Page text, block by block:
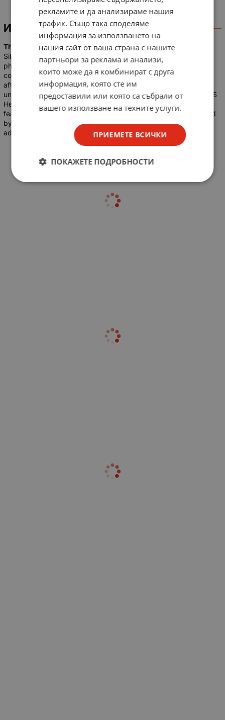
ИНФОРМАЦИЯ
The Non-Silicone Advantage
Silicone-based compounds have an undesirable tendency to
physically migrate and contaminate
components nearby. This interferes with circuit operation long
after hardware installation to cause
unexpected, untimely and often inaccessible problems. The AOS
Heat Sink Compound’s no creep
feature extends circuit life by protecting components longer and
by eliminating premature failure of
adjacent components caused by migrating silicone base fluid.
рекламите и да анализираме нашия
трафик. Също така споделяме
информация за използването на
нашия сайт от ваша страна с нашите
партньори за реклама и анализи,
които може да я комбинират с друга
информация, която сте им
предоставили или която са събрали от
вашето използване на техните услуги.
ПРИЕМЕТЕ ВСИЧКИ
ПОКАЖЕТЕ ПОДРОБНОСТИ